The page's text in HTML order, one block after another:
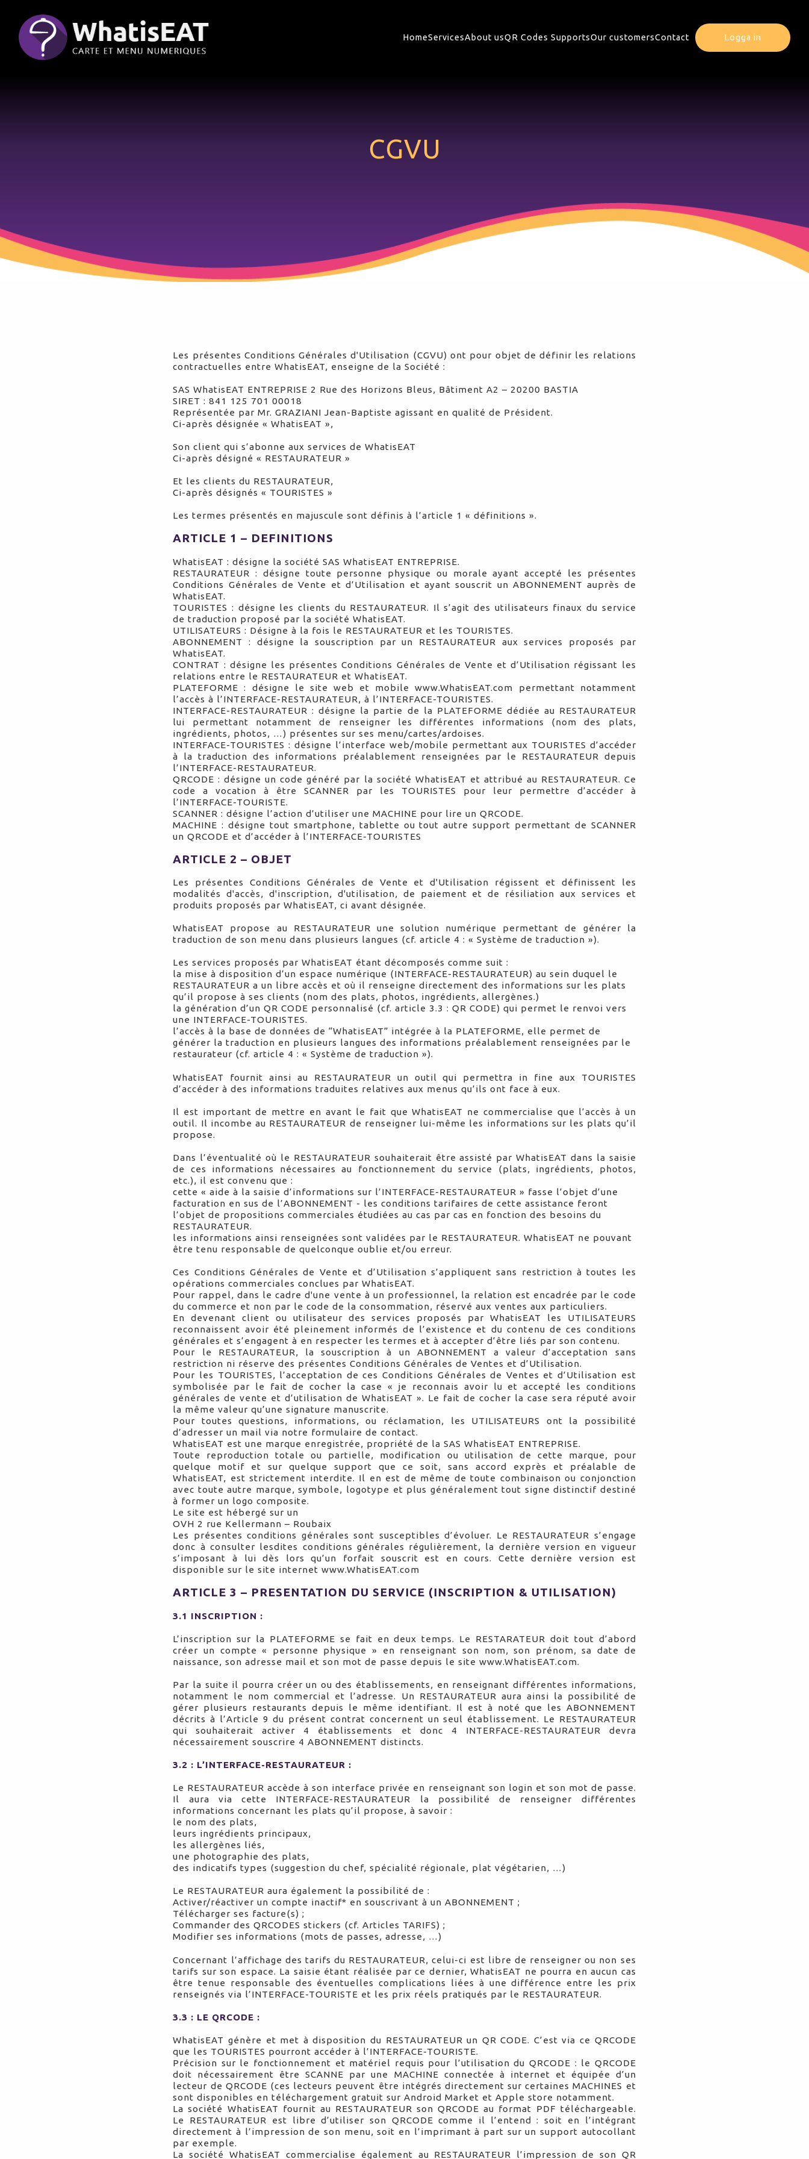
HomeServicesAbout usQR Codes SupportsOur customersContact Logga in
CGVU
Les présentes Conditions Générales d'Utilisation (CGVU) ont pour objet de définir les relations
contractuelles entre WhatisEAT, enseigne de la Société :
SAS WhatisEAT ENTREPRISE 2 Rue des Horizons Bleus, Bâtiment A2 – 20200 BASTIA
SIRET : 841 125 701 00018
Représentée par Mr. GRAZIANI Jean-Baptiste agissant en qualité de Président.
Ci-après désignée « WhatisEAT »,
Son client qui s’abonne aux services de WhatisEAT
Ci-après désigné « RESTAURATEUR »
Et les clients du RESTAURATEUR,
Ci-après désignés « TOURISTES »
Les termes présentés en majuscule sont définis à l’article 1 « définitions ».
ARTICLE 1 – DEFINITIONS
WhatisEAT : désigne la société SAS WhatisEAT ENTREPRISE.
RESTAURATEUR : désigne toute personne physique ou morale ayant accepté les présentes
Conditions Générales de Vente et d’Utilisation et ayant souscrit un ABONNEMENT auprès de
WhatisEAT.
TOURISTES : désigne les clients du RESTAURATEUR. Il s’agit des utilisateurs finaux du service
de traduction proposé par la société WhatisEAT.
UTILISATEURS : Désigne à la fois le RESTAURATEUR et les TOURISTES.
ABONNEMENT : désigne la souscription par un RESTAURATEUR aux services proposés par
WhatisEAT.
CONTRAT : désigne les présentes Conditions Générales de Vente et d’Utilisation régissant les
relations entre le RESTAURATEUR et WhatisEAT.
PLATEFORME : désigne le site web et mobile www.WhatisEAT.com permettant notamment
l’accès à l’INTERFACE-RESTAURATEUR, à l’INTERFACE-TOURISTES.
INTERFACE-RESTAURATEUR : désigne la partie de la PLATEFORME dédiée au RESTAURATEUR
lui permettant notamment de renseigner les différentes informations (nom des plats,
ingrédients, photos, …) présentes sur ses menu/cartes/ardoises.
INTERFACE-TOURISTES : désigne l’interface web/mobile permettant aux TOURISTES d’accéder
à la traduction des informations préalablement renseignées par le RESTAURATEUR depuis
l’INTERFACE-RESTAURATEUR.
QRCODE : désigne un code généré par la société WhatisEAT et attribué au RESTAURATEUR. Ce
code a vocation à être SCANNER par les TOURISTES pour leur permettre d’accéder à
l’INTERFACE-TOURISTE.
SCANNER : désigne l’action d’utiliser une MACHINE pour lire un QRCODE.
MACHINE : désigne tout smartphone, tablette ou tout autre support permettant de SCANNER
un QRCODE et d’accéder à l’INTERFACE-TOURISTES
ARTICLE 2 – OBJET
Les présentes Conditions Générales de Vente et d'Utilisation régissent et définissent les
modalités d'accès, d'inscription, d'utilisation, de paiement et de résiliation aux services et
produits proposés par WhatisEAT, ci avant désignée.
WhatisEAT propose au RESTAURATEUR une solution numérique permettant de générer la
traduction de son menu dans plusieurs langues (cf. article 4 : « Système de traduction »).
Les services proposés par WhatisEAT étant décomposés comme suit :
la mise à disposition d’un espace numérique (INTERFACE-RESTAURATEUR) au sein duquel le
RESTAURATEUR a un libre accès et où il renseigne directement des informations sur les plats
qu’il propose à ses clients (nom des plats, photos, ingrédients, allergènes.)
la génération d’un QR CODE personnalisé (cf. article 3.3 : QR CODE) qui permet le renvoi vers
une INTERFACE-TOURISTES.
l’accès à la base de données de “WhatisEAT” intégrée à la PLATEFORME, elle permet de
générer la traduction en plusieurs langues des informations préalablement renseignées par le
restaurateur (cf. article 4 : « Système de traduction »).
WhatisEAT fournit ainsi au RESTAURATEUR un outil qui permettra in fine aux TOURISTES
d’accéder à des informations traduites relatives aux menus qu’ils ont face à eux.
Il est important de mettre en avant le fait que WhatisEAT ne commercialise que l’accès à un
outil. Il incombe au RESTAURATEUR de renseigner lui-même les informations sur les plats qu’il
propose.
Dans l’éventualité où le RESTAURATEUR souhaiterait être assisté par WhatisEAT dans la saisie
de ces informations nécessaires au fonctionnement du service (plats, ingrédients, photos,
etc.), il est convenu que :
cette « aide à la saisie d’informations sur l’INTERFACE-RESTAURATEUR » fasse l’objet d’une
facturation en sus de l’ABONNEMENT - les conditions tarifaires de cette assistance feront
l’objet de propositions commerciales étudiées au cas par cas en fonction des besoins du
RESTAURATEUR.
les informations ainsi renseignées sont validées par le RESTAURATEUR. WhatisEAT ne pouvant
être tenu responsable de quelconque oublie et/ou erreur.
Ces Conditions Générales de Vente et d’Utilisation s’appliquent sans restriction à toutes les
opérations commerciales conclues par WhatisEAT.
Pour rappel, dans le cadre d'une vente à un professionnel, la relation est encadrée par le code
du commerce et non par le code de la consommation, réservé aux ventes aux particuliers.
En devenant client ou utilisateur des services proposés par WhatisEAT les UTILISATEURS
reconnaissent avoir été pleinement informés de l’existence et du contenu de ces conditions
générales et s’engagent à en respecter les termes et à accepter d’être liés par son contenu.
Pour le RESTAURATEUR, la souscription à un ABONNEMENT a valeur d’acceptation sans
restriction ni réserve des présentes Conditions Générales de Ventes et d’Utilisation.
Pour les TOURISTES, l’acceptation de ces Conditions Générales de Ventes et d’Utilisation est
symbolisée par le fait de cocher la case « je reconnais avoir lu et accepté les conditions
générales de vente et d’utilisation de WhatisEAT ». Le fait de cocher la case sera réputé avoir
la même valeur qu’une signature manuscrite.
Pour toutes questions, informations, ou réclamation, les UTILISATEURS ont la possibilité
d’adresser un mail via notre formulaire de contact.
WhatisEAT est une marque enregistrée, propriété de la SAS WhatisEAT ENTREPRISE.
Toute reproduction totale ou partielle, modification ou utilisation de cette marque, pour
quelque motif et sur quelque support que ce soit, sans accord exprès et préalable de
WhatisEAT, est strictement interdite. Il en est de même de toute combinaison ou conjonction
avec toute autre marque, symbole, logotype et plus généralement tout signe distinctif destiné
à former un logo composite.
Le site est hébergé sur un
OVH 2 rue Kellermann – Roubaix
Les présentes conditions générales sont susceptibles d’évoluer. Le RESTAURATEUR s’engage
donc à consulter lesdites conditions générales régulièrement, la dernière version en vigueur
s’imposant à lui dès lors qu’un forfait souscrit est en cours. Cette dernière version est
disponible sur le site internet www.WhatisEAT.com
ARTICLE 3 – PRESENTATION DU SERVICE (INSCRIPTION & UTILISATION)
3.1 INSCRIPTION :
L’inscription sur la PLATEFORME se fait en deux temps. Le RESTARATEUR doit tout d’abord
créer un compte « personne physique » en renseignant son nom, son prénom, sa date de
naissance, son adresse mail et son mot de passe depuis le site www.WhatisEAT.com.
Par la suite il pourra créer un ou des établissements, en renseignant différentes informations,
notamment le nom commercial et l’adresse. Un RESTAURATEUR aura ainsi la possibilité de
gérer plusieurs restaurants depuis le même identifiant. Il est à noté que les ABONNEMENT
décrits à l’Article 9 du présent contrat concernent un seul établissement. Le RESTAURATEUR
qui souhaiterait activer 4 établissements et donc 4 INTERFACE-RESTAURATEUR devra
nécessairement souscrire 4 ABONNEMENT distincts.
3.2 : L’INTERFACE-RESTAURATEUR :
Le RESTAURATEUR accède à son interface privée en renseignant son login et son mot de passe.
Il aura via cette INTERFACE-RESTAURATEUR la possibilité de renseigner différentes
informations concernant les plats qu’il propose, à savoir :
le nom des plats,
leurs ingrédients principaux,
les allergènes liés,
une photographie des plats,
des indicatifs types (suggestion du chef, spécialité régionale, plat végétarien, …)
Le RESTAURATEUR aura également la possibilité de :
Activer/réactiver un compte inactif* en souscrivant à un ABONNEMENT ;
Télécharger ses facture(s) ;
Commander des QRCODES stickers (cf. Articles TARIFS) ;
Modifier ses informations (mots de passes, adresse, …)
Concernant l’affichage des tarifs du RESTAURATEUR, celui-ci est libre de renseigner ou non ses
tarifs sur son espace. La saisie étant réalisée par ce dernier, WhatisEAT ne pourra en aucun cas
être tenue responsable des éventuelles complications liées à une différence entre les prix
renseignés via l’INTERFACE-TOURISTE et les prix réels pratiqués par le RESTAURATEUR.
3.3 : LE QRCODE :
WhatisEAT génère et met à disposition du RESTAURATEUR un QR CODE. C’est via ce QRCODE
que les TOURISTES pourront accéder à l’INTERFACE-TOURISTE.
Précision sur le fonctionnement et matériel requis pour l’utilisation du QRCODE : le QRCODE
doit nécessairement être SCANNE par une MACHINE connectée à internet et équipée d’un
lecteur de QRCODE (ces lecteurs peuvent être intégrés directement sur certaines MACHINES et
sont disponibles en téléchargement gratuit sur Android Market et Apple store notamment.
La société WhatisEAT fournit au RESTAURATEUR son QRCODE au format PDF téléchargeable.
Le RESTAURATEUR est libre d’utiliser son QRCODE comme il l’entend : soit en l’intégrant
directement à l’impression de son menu, soit en l’imprimant à part sur un support autocollant
par exemple.
La société WhatisEAT commercialise également au RESTAURATEUR l’impression de son QR